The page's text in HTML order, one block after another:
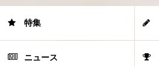
特集
ニュース